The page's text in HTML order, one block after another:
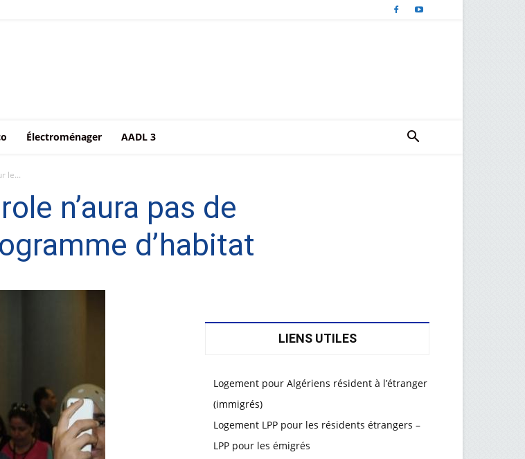
Électroménager AADL 3
le...
n’aura pas de
d’habitat
LIENS UTILES
Logement pour Algériens résident à l’étranger
(immigrés)
Logement LPP pour les résidents étrangers –
LPP pour les émigrés